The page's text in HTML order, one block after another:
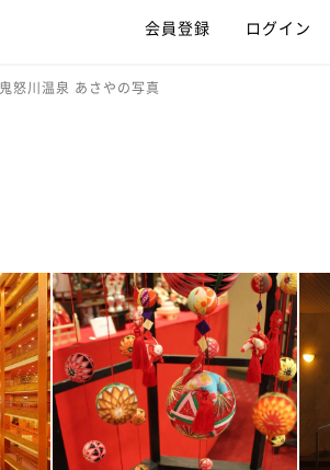
会員登録 ログイン
鬼怒川温泉 あさやの写真